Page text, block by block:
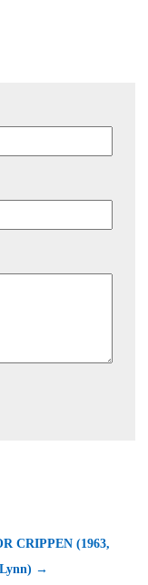
CRIPPEN (1963,
→